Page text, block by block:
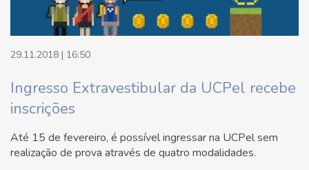
29.11.2018 | 16:50
Ingresso Extravestibular da UCPel recebe
inscrições
Até 15 de fevereiro, é possível ingressar na UCPel sem
realização de prova através de quatro modalidades.